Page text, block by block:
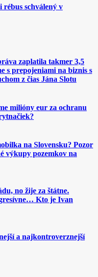
rébus schválený v
zaplatila takmer 3,5
s prepojeniami na biznis s
z čias Jána Slotu
milióny eur za ochranu
na Slovensku? Pozor
výkupy pozemkov na
no žije za štátne.
Kto je Ivan
a najkontroverznejší